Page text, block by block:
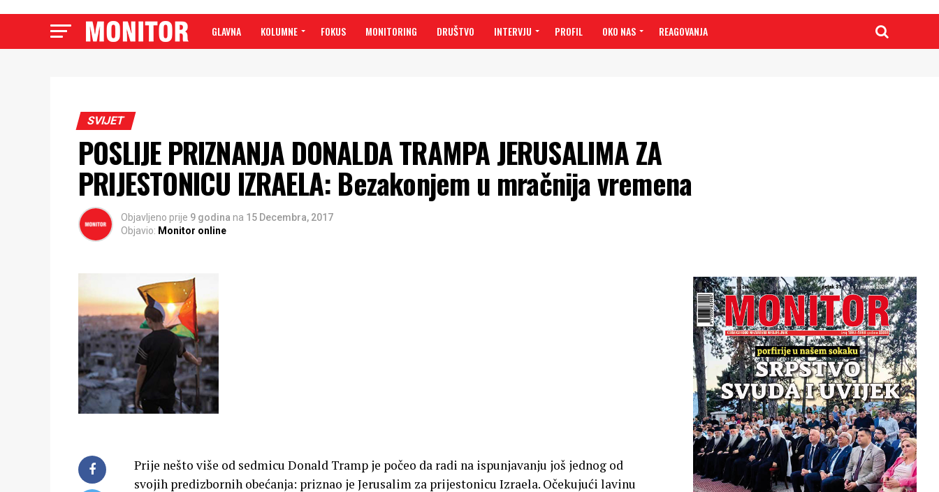
GLAVNA KOLUMNE FOKUS MONITORING DRUŠTVO INTERVJU PROFIL OKO NAS REAGOVANJA
SVIJET
POSLIJE PRIZNANJA DONALDA TRAMPA JERUSALIMA ZA
PRIJESTONICU IZRAELA: Bezakonjem u mračnija vremena
Objavljeno prije 9 godina na 15 Decembra, 2017
Objavio: Monitor online
Prije nešto više od sedmicu Donald Tramp je počeo da radi na ispunjavanju još jednog od
svojih predizbornih obećanja: priznao je Jerusalim za prijestonicu Izraela. Očekujući lavinu